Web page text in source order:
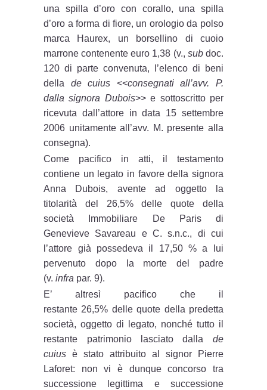
una spilla d’oro con corallo, una spilla
d’oro a forma di fiore, un orologio da polso
marca Haurex, un borsellino di cuoio
marrone contenente euro 1,38 (v., sub doc.
120 di parte convenuta, l’elenco di beni
della de cuius <<consegnati all’avv. P.
dalla signora Dubois>> e sottoscritto per
ricevuta dall’attore in data 15 settembre
2006 unitamente all’avv. M. presente alla
consegna).
Come pacifico in atti, il testamento
contiene un legato in favore della signora
Anna Dubois, avente ad oggetto la
titolarità del 26,5% delle quote della
società Immobiliare De Paris di
Genevieve Savareau e C. s.n.c., di cui
l’attore già possedeva il 17,50 % a lui
pervenuto dopo la morte del padre
(v.infra par. 9).
E’ altresì pacifico che il
restante 26,5% delle quote della predetta
società, oggetto di legato, nonché tutto il
restante patrimonio lasciato dalla de
cuiusè stato attribuito al signor Pierre
Laforet: non vi è dunque concorso tra
successione legittima e successione